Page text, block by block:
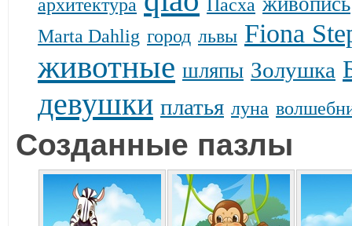
архитектура Пасха
Marta Dahlig город львы Fiona
животные шляпы Золушка
девушки платья луна
Созданные пазлы